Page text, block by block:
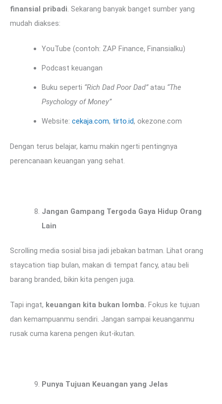
finansial pribadi. Sekarang banyak banget sumber yang
mudah diakses:
YouTube (contoh: ZAP Finance, Finansialku)
Podcast keuangan
Buku seperti “Rich Dad Poor Dad”atau “The
Psychology of Money”
Website: cekaja.com, tirto.id, okezone.com
Dengan terus belajar, kamu makin ngerti pentingnya
perencanaan keuangan yang sehat.
Jangan Gampang Tergoda Gaya Hidup Orang
Lain
Scrolling media sosial bisa jadi jebakan batman. Lihat orang
staycation tiap bulan, makan di tempat fancy, atau beli
barang branded, bikin kita pengen juga.
Tapi ingat, keuangan kita bukan lomba. Fokus ke tujuan
dan kemampuanmu sendiri. Jangan sampai keuanganmu
rusak cuma karena pengen ikut-ikutan.
Punya Tujuan Keuangan yang Jelas